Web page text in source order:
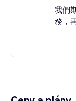
我們
務，